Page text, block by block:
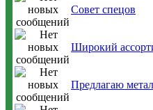
Совет спецов
Широкий
Предлагаю